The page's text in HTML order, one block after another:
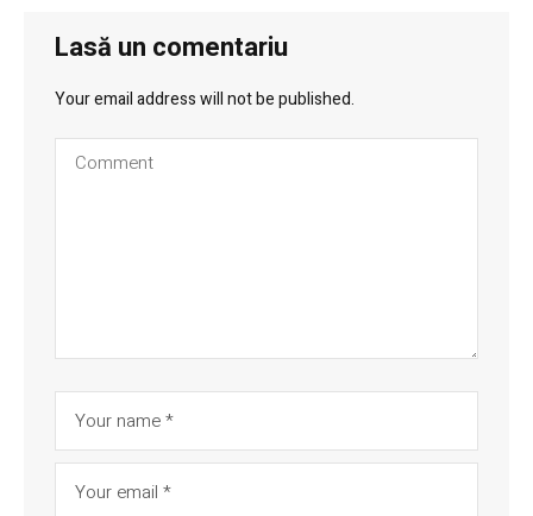
Lasă un comentariu
Your email address will not be published.